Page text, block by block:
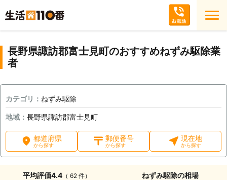
長野県諏訪郡富士見町のおすすめねずみ駆除業
者
カテゴリ： ねずみ駆除
地域： 長野県諏訪郡富士見町
都道府県
から探す
郵便番号
から探す
現在地
から探す
平均評価4.4 （ 62 件） ねずみ駆除の相場